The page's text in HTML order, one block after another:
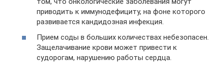
приводить к иммунодефициту, на фоне которого
развивается кандидозная инфекция.
Прием соды в больших количествах небезопасен.
Защелачивание крови может привести к
судорогам, нарушению работы сердца.